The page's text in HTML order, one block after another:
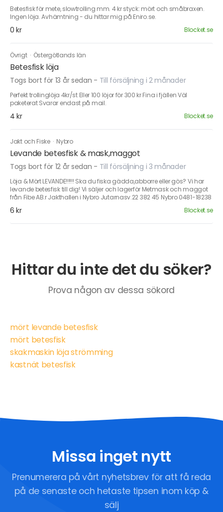
Betesfisk för mete, slowtrolling mm. 4 kr styck: mört och småbraxen.
Ingen löja. Avhämtning - du hittar mig på Eniro.se.
0 kr Blocket.se
Övrigt · Östergötlands län
Betesfisk löja
Togs bort för 13 år sedan - Till försäljning i 2 månader
Perfekt trollinglöja 4kr/st Eller 100 löjor för 300 kr Fina i fjällen Väl
paketerat Svarar endast på mail.
4 kr Blocket.se
Jakt och Fiske · Nybro
Levande betesfisk & mask,maggot
Togs bort för 12 år sedan - Till försäljning i 3 månader
Löja & Mört LEVANDE!!!!!! Ska du fiska gädda,abborre eller gös? Vi har
levande betesfisk till dig! Vi säljer och lagerför Metmask och maggot
från Fibe AB.r Jakthallen i Nybro Jutarnasv.22 382 45 Nybro 0481-18238
6 kr Blocket.se
Hittar du inte det du söker?
Prova någon av dessa sökord
mört levande betesfisk
mört betesfisk
skakmaskin löja strömming
kastnät betesfisk
Missa inget nytt
Prenumerera på vårt nyhetsbrev för att få reda
på de senaste och hetaste tipsen inom köp &
sälj